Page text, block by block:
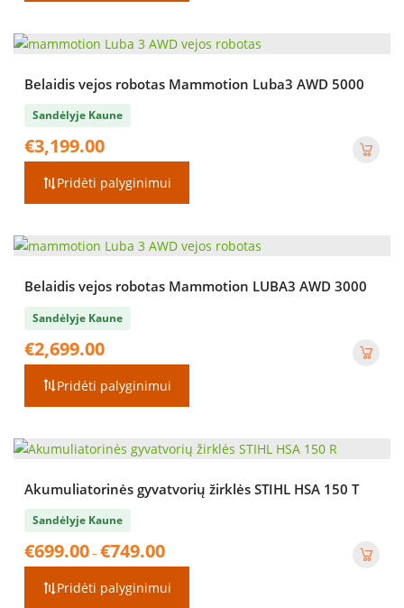
Belaidis vejos robotas Mammotion Luba3 AWD 5000
Sandėlyje Kaune
€3,199.00
Pridėti palyginimui
Belaidis vejos robotas Mammotion LUBA3 AWD 3000
Sandėlyje Kaune
€2,699.00
Pridėti palyginimui
Akumuliatorinės gyvatvorių žirklės STIHL HSA 150 T
Sandėlyje Kaune
€699.00–€749.00
€699.00
through
Pridėti palyginimui